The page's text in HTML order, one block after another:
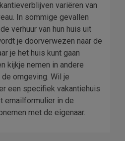
variëren van
In sommige gevallen
verhuur van hun huis uit
je doorverwezen naar de
je het huis kunt gaan
kijkje nemen in andere
omgeving. Wil je
een specifiek vakantiehuis
emailformulier in de
met de eigenaar.